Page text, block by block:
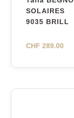
SOLAIRES
9035 BRILL
CHF 289.00